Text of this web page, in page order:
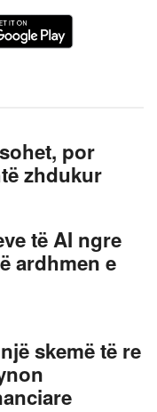
por
zhdukur
të AI ngre
ardhmen e
skemë të re